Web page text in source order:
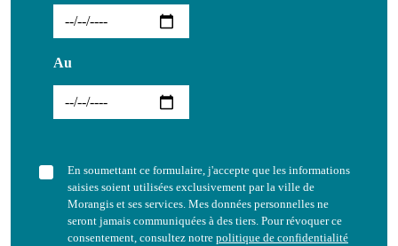
Au
En soumettant ce formulaire, j'accepte que les informations
saisies soient utilisées exclusivement par la ville de
Morangis et ses services. Mes données personnelles ne
seront jamais communiquées à des tiers. Pour révoquer ce
consentement, consultez notre politique de confidentialité